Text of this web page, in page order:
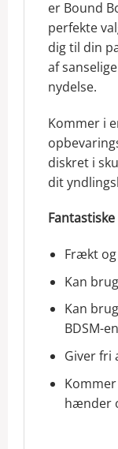
er Bound
perfekte
dig til din
af
nydelse.
Kommer i
diskret i
dit
Frækt
Kan
Kan
BDSM-
Giver fri
hænder